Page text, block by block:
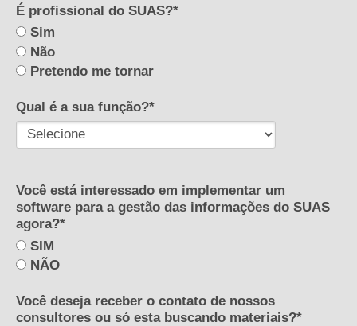
É profissional do SUAS?*
Sim
Não
Pretendo me tornar
Qual é a sua função?*
Você está interessado em implementar um
software para a gestão das informações do SUAS
agora?*
SIM
NÃO
Você deseja receber o contato de nossos
consultores ou só esta buscando materiais?*